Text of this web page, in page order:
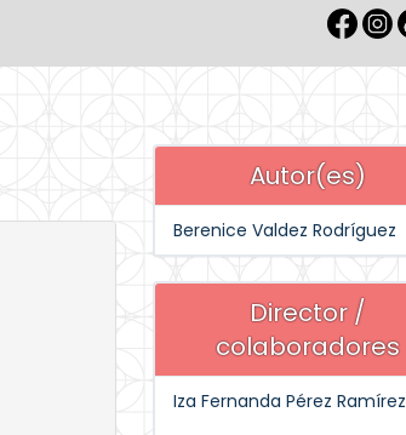
Autor(es)
Berenice Valdez Rodríguez
Director /
colaboradores
Iza Fernanda Pérez Ramírez